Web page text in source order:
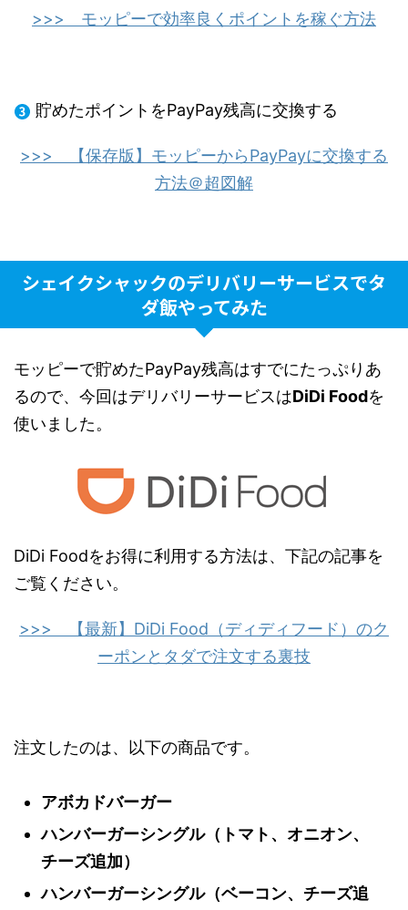
>>> モッピーで効率良くポイントを稼ぐ方法
貯めたポイントをPayPay残高に交換する
>>> 【保存版】モッピーからPayPayに交換する
方法＠超図解
シェイクシャックのデリバリーサービスでタ
ダ飯やってみた
モッピーで貯めたPayPay残高はすでにたっぷりあ
るので、今回はデリバリーサービスはDiDi Foodを
使いました。
DiDi Foodをお得に利用する方法は、下記の記事を
ご覧ください。
>>> 【最新】DiDi Food（ディディフード）のク
ーポンとタダで注文する裏技
注文したのは、以下の商品です。
アボカドバーガー
ハンバーガーシングル（トマト、オニオン、
チーズ追加）
ハンバーガーシングル（ベーコン、チーズ追